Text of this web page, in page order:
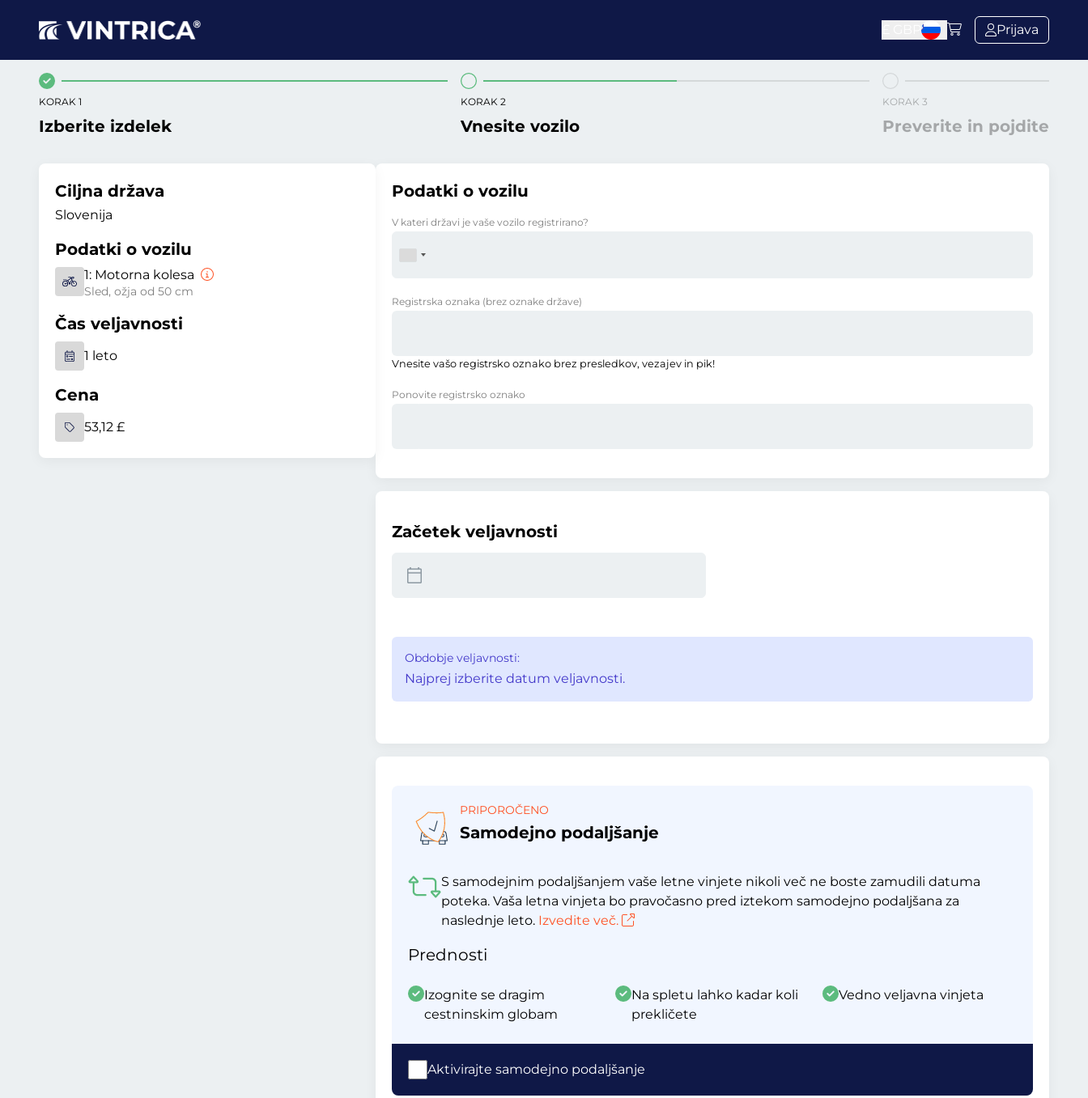
Prijava
KORAK 1
Izberite izdelek
KORAK 2
Vnesite vozilo
KORAK 3
Preverite in pojdite
Ciljna država
Slovenija
Podatki o vozilu
1: Motorna kolesa
Sled, ožja od 50 cm
Čas veljavnosti
1 leto
Cena
53,12 £
Podatki o vozilu
V kateri državi je vaše vozilo registrirano?
Registrska oznaka (brez oznake države)
Vnesite vašo registrsko oznako brez presledkov, vezajev in pik!
Ponovite registrsko oznako
Začetek veljavnosti
Obdobje veljavnosti:
Najprej izberite datum veljavnosti.
PRIPOROČENO
Samodejno podaljšanje
S samodejnim podaljšanjem vaše letne vinjete nikoli več ne boste zamudili datuma
poteka. Vaša letna vinjeta bo pravočasno pred iztekom samodejno podaljšana za
naslednje leto. Izvedite več.
Prednosti
Izognite se dragim
cestninskim globam
Na spletu lahko kadar koli
prekličete
Vedno veljavna vinjeta
Aktivirajte samodejno podaljšanje